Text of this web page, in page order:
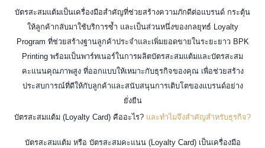
บัตรสะสมแต้มเป็นเครื่องมือสำคัญที่ช่วยสร้างความภักดีต่อแบรนด์ กระตุ้น
ให้ลูกค้ากลับมาใช้บริการซ้ำ และเป็นส่วนหนึ่งของกลยุทธ์ Loyalty
Program ที่ช่วยสร้างฐานลูกค้าประจำและเพิ่มยอดขายในระยะยาว BPK
Printing พร้อมเป็นพาร์ทเนอร์ในการผลิตบัตรสะสมแต้มและบัตรสะสม
คะแนนคุณภาพสูง ที่ออกแบบให้เหมาะกับธุรกิจของคุณ เพื่อช่วยสร้าง
ประสบการณ์ที่ดีให้กับลูกค้าและสนับสนุนการเติบโตของแบรนด์อย่าง
ยั่งยืน
บัตรสะสมแต้ม (Loyalty Card) คืออะไร? และทำไมจึงสำคัญสำหรับธุรกิจ?
บัตรสะสมแต้ม หรือ บัตรสะสมคะแนน (Loyalty Card) เป็นเครื่องมือ